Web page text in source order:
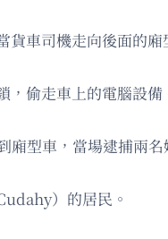
車司機走向後面的
偷走車上的電腦設備
廂型車，當場逮捕兩名
）的居民。